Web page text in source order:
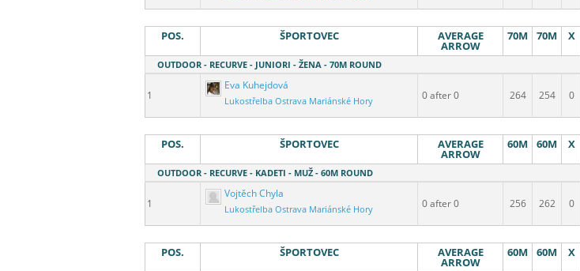
POS. ŠPORTOVEC AVERAGE
ARROW
70M 70M X
OUTDOOR - RECURVE - JUNIORI - ŽENA - 70M ROUND
1
Eva Kuhejdová
Lukostřelba Ostrava Mariánské Hory 0 after 0 264 254 0
POS. ŠPORTOVEC AVERAGE
ARROW
60M 60M X
OUTDOOR - RECURVE - KADETI - MUŽ - 60M ROUND
1
Vojtěch Chyla
Lukostřelba Ostrava Mariánské Hory 0 after 0 256 262 0
POS. ŠPORTOVEC AVERAGE
ARROW
60M 60M X